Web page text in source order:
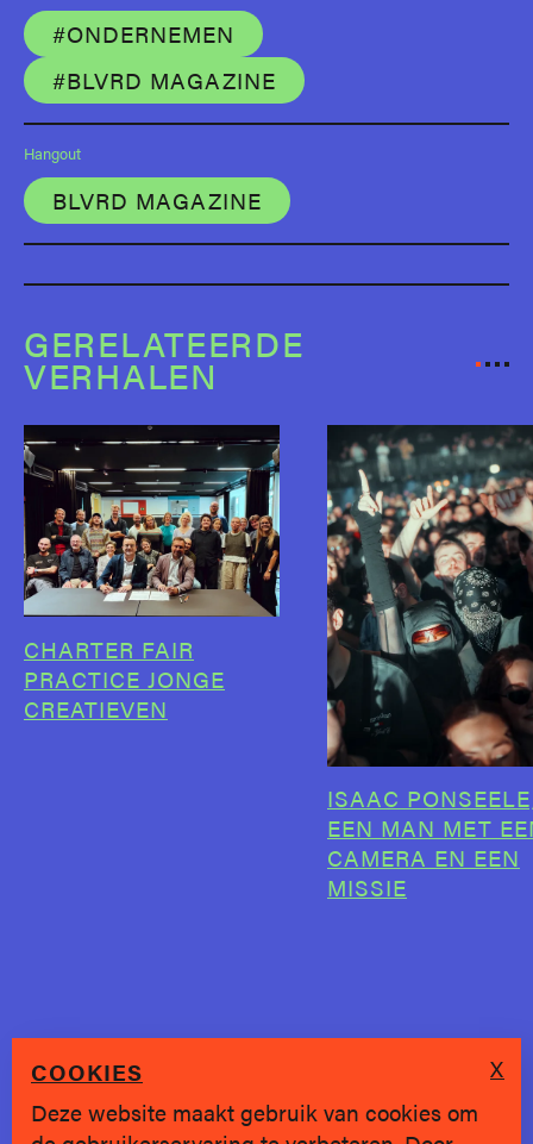
#ONDERNEMEN
#BLVRD MAGAZINE
Hangout
BLVRD MAGAZINE
GERELATEERDE
VERHALEN
CHARTER FAIR
PRACTICE JONGE
CREATIEVEN
ISAAC
EEN MAN MET
CAMERA EN EEN
MISSIE
COOKIES
Deze website maakt gebruik van cookies om
X